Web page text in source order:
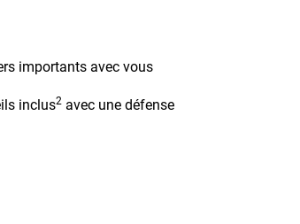
importants avec vous
inclus2 avec une défense